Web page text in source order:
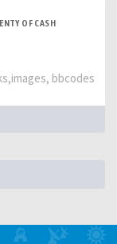
OF CASH
bbcodes